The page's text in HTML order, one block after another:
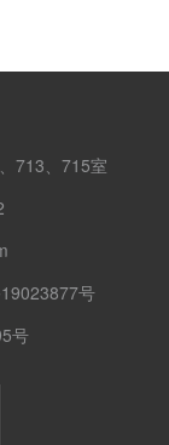
713、715室
号
号